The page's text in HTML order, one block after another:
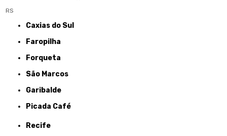
RS
Caxias do Sul
Faropilha
Forqueta
São Marcos
Garibalde
Picada Café
Recife